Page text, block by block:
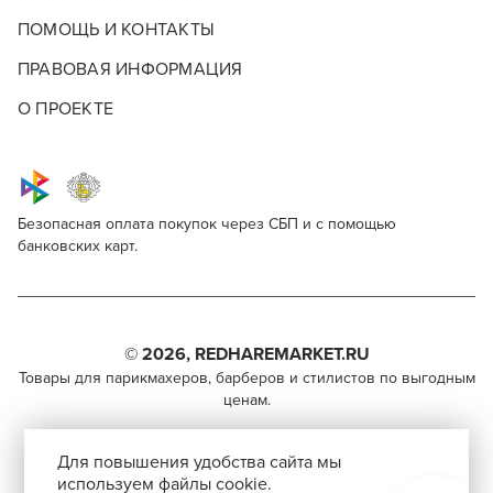
ПОМОЩЬ И КОНТАКТЫ
ПРАВОВАЯ ИНФОРМАЦИЯ
О ПРОЕКТЕ
Безопасная оплата покупок через СБП и с помощью
банковских карт.
© 2026, REDHAREMARKET.RU
Товары для парикмахеров, барберов и стилистов по выгодным
ценам.
+7 (495) 981-65-84
info@redhare.ru
Для повышения удобства сайта мы
используем файлы cookie.
Nishman After Shave Cream + Cologne
Поделитесь через социальные сети
ВКОНТАКТЕ
TELEGRAM
парикмахерам, барберам, колористам и другим
специалистам бьюти-индустрии.